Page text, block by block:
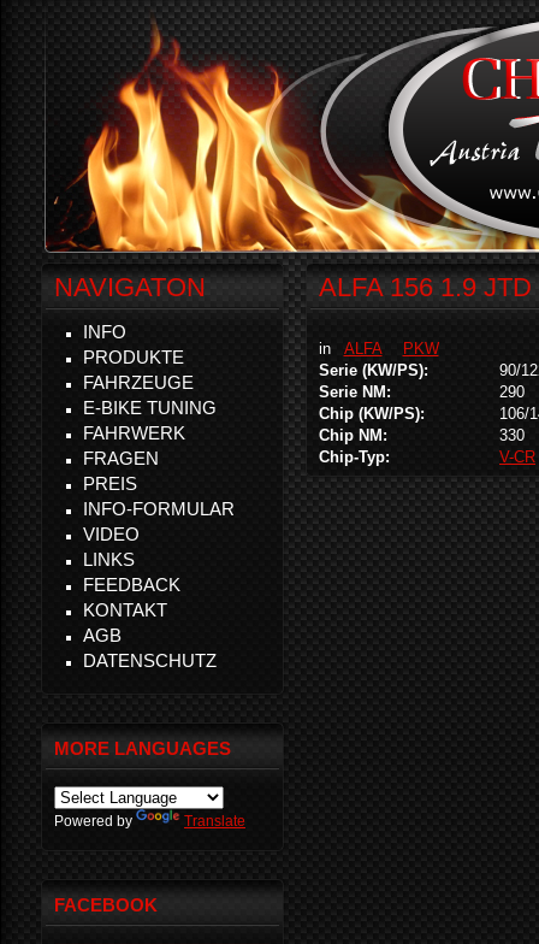
ALFA 156 1.9 JTD
in ALFA
PKW
Serie (KW/PS):
90/
Serie NM:
290
Chip (KW/PS):
106/
Chip NM:
330
Chip-Typ:
V-CR
NAVIGATON
INFO
PRODUKTE
FAHRZEUGE
E-BIKE TUNING
FAHRWERK
FRAGEN
PREIS
INFO-FORMULAR
VIDEO
LINKS
FEEDBACK
KONTAKT
AGB
DATENSCHUTZ
MORE LANGUAGES
Powered by Translate
FACEBOOK